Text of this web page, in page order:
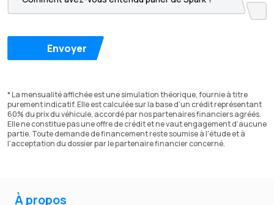
Envoyer
* La mensualité affichée est une simulation théorique, fournie à titre
purement indicatif. Elle est calculée sur la base d'un crédit représentant
60% du prix du véhicule, accordé par nos partenaires financiers agréés.
Elle ne constitue pas une offre de crédit et ne vaut engagement d'aucune
partie. Toute demande de financement reste soumise à l'étude et à
l'acceptation du dossier par le partenaire financier concerné.
À propos